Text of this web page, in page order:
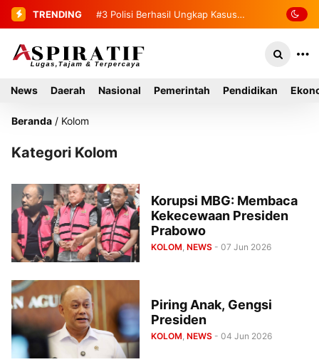
TRENDING #3 Polisi Berhasil Ungkap Kasus
News Daerah Nasional Pemerintah Pendidikan
Beranda / Kolom
Kategori Kolom
Korupsi MBG: Membaca
Kekecewaan Presiden
Prabowo
KOLOM, NEWS - 07 Jun 2026
Piring Anak, Gengsi
Presiden
KOLOM NEWS - 04 Jun 2026